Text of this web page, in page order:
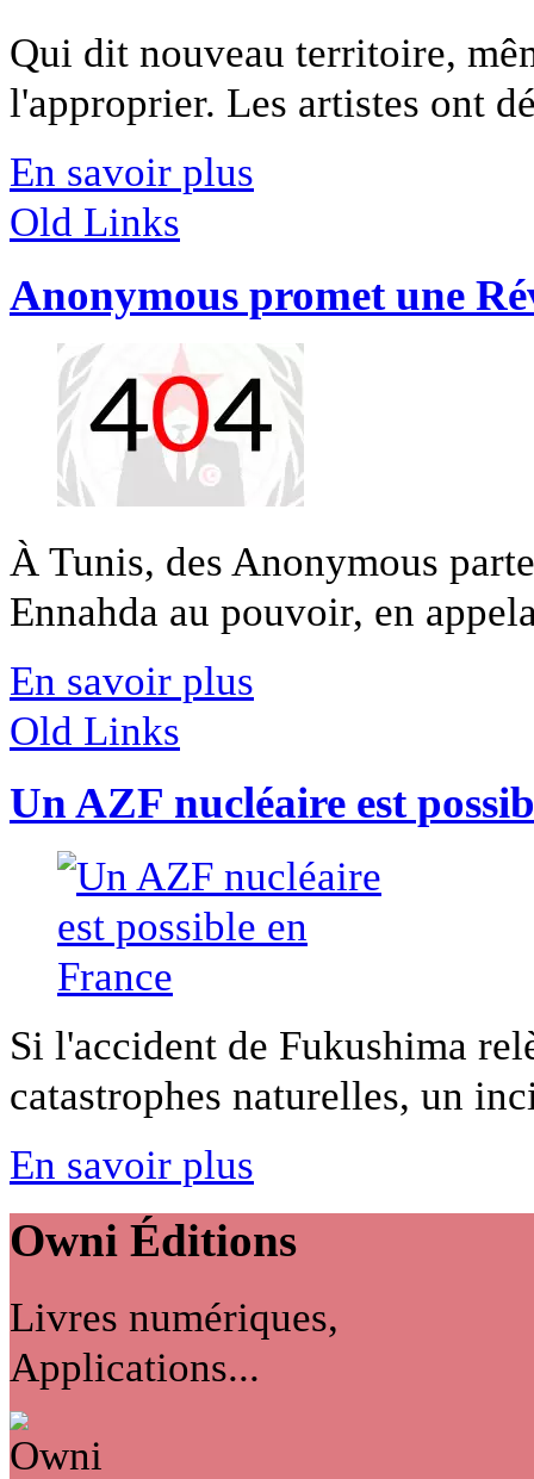
Qui dit nouveau territoire,
l'approprier. Les artistes ont
En savoir plus
Old Links
Anonymous promet une
À Tunis, des Anonymous
Ennahda au pouvoir, en
En savoir plus
Old Links
Un AZF nucléaire est
Si l'accident de Fukushima
catastrophes naturelles, un
En savoir plus
Owni Éditions
Livres numériques,
Applications...